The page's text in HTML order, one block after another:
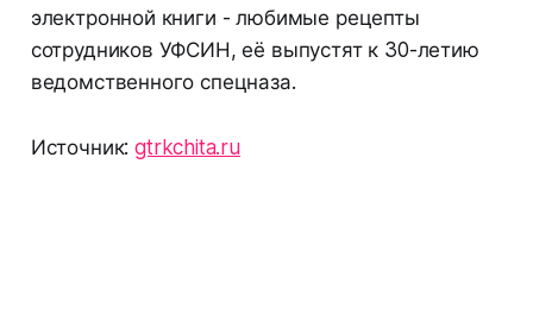
электронной книги - любимые рецепты
сотрудников УФСИН, её выпустят к 30-летию
ведомственного спецназа.
Источник:gtrkchita.ru